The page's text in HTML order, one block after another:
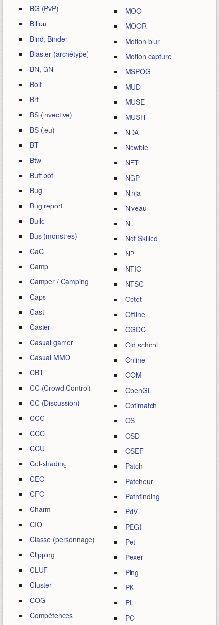
BG (PvP)
Billou
Bind, Binder
Blaster (archétype)
BN, GN
Bolt
Brt
BS (invective)
BS (jeu)
BT
Btw
Buff bot
Bug
Bug report
Build
Bus (monstres)
CaC
Camp
Camper / Camping
Caps
Cast
Caster
Casual gamer
Casual MMO
CBT
CC (Crowd Control)
CC (Discussion)
CCG
CCO
CCU
Cel-shading
CEO
CFO
Charm
CIO
Classe (personnage)
Clipping
CLUF
Cluster
COG
Compétences
MOO
MOOR
Motion blur
Motion capture
MSPOG
MUD
MUSE
MUSH
NDA
Newbie
NFT
NGP
Ninja
Niveau
NL
Not Skilled
NP
NTIC
NTSC
Octet
Offline
OGDC
Old school
Online
OOM
OpenGL
Optimatch
OS
OSD
OSEF
Patch
Patcheur
Pathfinding
PdV
PEGI
Pet
Pexer
Ping
PK
PL
PO